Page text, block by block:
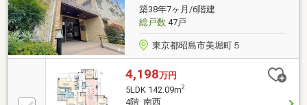
築38年7ヶ月/6階建
総戸数47戸
東京都昭島市美堀町５
4,198万円
5LDK 142.09m2
4階 南西